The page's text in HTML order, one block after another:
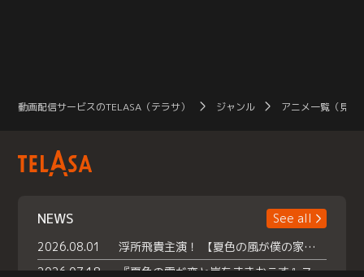
動画配信サービスのTELASA（テラサ） ジャンル アニメ一覧（見放
NEWS
See all
2026.08.01
浮所飛貴主演！ 【夏色の風が僕の家にやってきた】 本日よりテラサで独占配信スタート！
2026.07.18
『夏色の雲が恋と嵐をまきおこす』スペシャルメイキング 【Part1】2026年７月18日（土）23時30分～配信スタート！話題のシーンの裏側を大公開！豪華キャスト大集合！ 『武宮家 真夏の家族会議』開催！